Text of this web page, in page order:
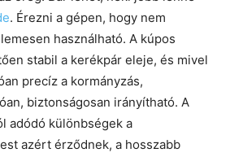
. Érezni a gépen, hogy nem
használható. A kúpos
stabil a kerékpár eleje, és mivel
precíz a kormányzás,
biztonságosan irányítható. A
adódó különbségek a
azért érződnek, a hosszabb